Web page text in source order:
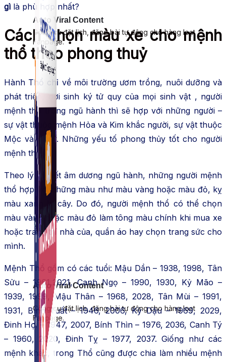
Auto Viral Content
Công cụ đặt lịch, đăng bài tự động cho hàng loạt
Fanpage.
Auto Viral Content
Công cụ đặt lịch, đăng bài tự động cho hàng loạt
Fanpage.
gì là phù hợp nhất?
Cách chọn màu xe cho mệnh
thổ theo phong thuỷ
Hành Thổ chỉ về môi trường ươm trồng, nuôi dưỡng và
phát triển, nơi sinh ký tử quy của mọi sinh vật , người
mệnh thổ trong ngũ hành thì sẽ hợp với những người –
sự vật thuộc mệnh Hỏa và Kim khắc người, sự vật thuộc
Mộc và Thủy. Những yếu tố phong thủy tốt cho người
mệnh thổ.
Theo lý thuyết âm dương ngũ hành, những người mệnh
thổ hợp với những màu như màu vàng hoặc màu đỏ, kỵ
màu xanh lá cây. Do đó, người mệnh thổ có thể chọn
màu vàng hoặc màu đỏ làm tông màu chính khi mua xe
hoặc trang trí nhà của, quần áo hay chọn trang sức cho
mình.
Mệnh Thổ gồm có các tuổi: Mậu Dần – 1938, 1998, Tân
Sửu – 1961,2021, Canh Ngọ – 1990, 1930, Kỷ Mão –
1939, 1999, Mậu Thân – 1968, 2028, Tân Mùi – 1991,
1931, Bính Tuất – 1946, 2006, Kỷ Dậu – 1969, 2029,
Đinh Hợi – 1947, 2007, Bính Thìn – 1976, 2036, Canh Tý
– 1960, 2020, Đinh Tỵ – 1977, 2037. Giống như các
mệnh khác, trong Thổ cũng được chia làm nhiều mệnh